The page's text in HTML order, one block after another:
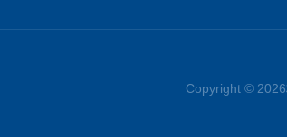
Copyright ©